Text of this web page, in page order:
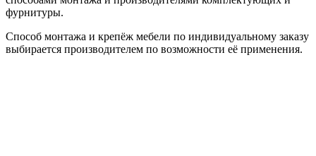
фурнитуры.
Способ монтажа и крепёж мебели по индивидуальному заказу
выбирается производителем по возможности её применения.